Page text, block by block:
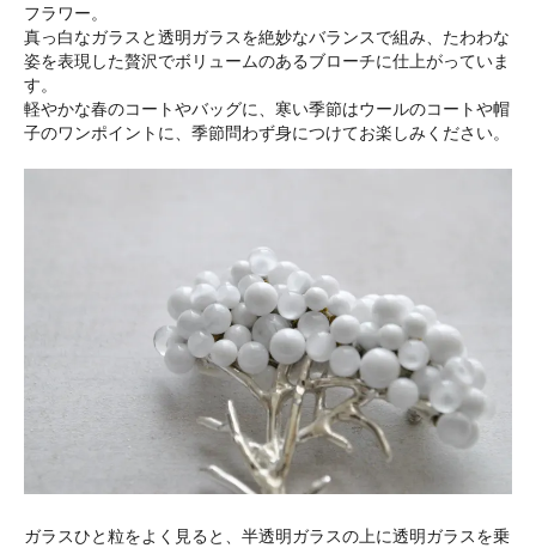
フラワー。
真っ白なガラスと透明ガラスを絶妙なバランスで組み、たわわな
姿を表現した贅沢でボリュームのあるブローチに仕上がっていま
す。
軽やかな春のコートやバッグに、寒い季節はウールのコートや帽
子のワンポイントに、季節問わず身につけてお楽しみください。
ガラスひと粒をよく見ると、半透明ガラスの上に透明ガラスを乗